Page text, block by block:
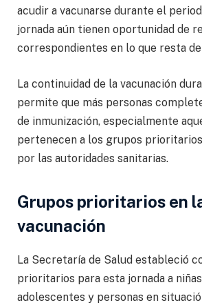
acudir a vacunarse durante el
jornada aún tienen oportunidad de
correspondientes en lo que resta
La continuidad de la vacunación
permite que más personas
de inmunización, especialmente
pertenecen a los grupos
por las autoridades sanitarias.
Grupos prioritarios en
vacunación
La Secretaría de Salud estableció
prioritarios para esta jornada a
adolescentes y personas en